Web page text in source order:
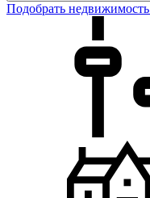
Подобрать недвижимость